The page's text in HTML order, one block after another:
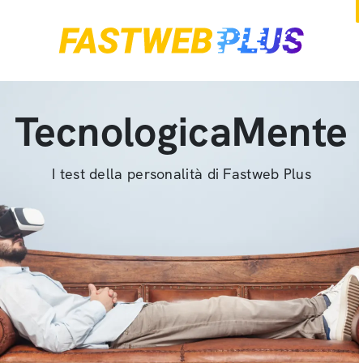
TecnologicaMente
I test della personalità di Fastweb Plus